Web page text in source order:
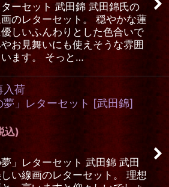
ターセット 武田錦 武田錦氏の
のレターセット。 穏やかな蓮
しいふんわりとした色合いで
お見舞いにも使えそうな雰囲
ます。 そっと…
入荷
夢」レターセット [武田錦]
込)
夢」レターセット 武田錦 武田
い線画のレターセット。 理想